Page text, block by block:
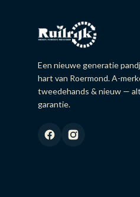
Een nieuwe generatie
hart van Roermond. A-
tweedehands & nieuw —
garantie.